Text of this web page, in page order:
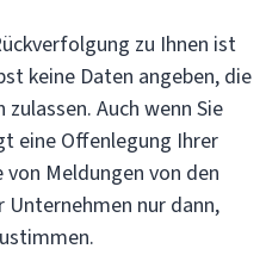
zu Ihnen ist
keine Daten angeben, die
Auch wenn Sie
eine Offenlegung Ihrer
Meldungen von den
Unternehmen nur dann,